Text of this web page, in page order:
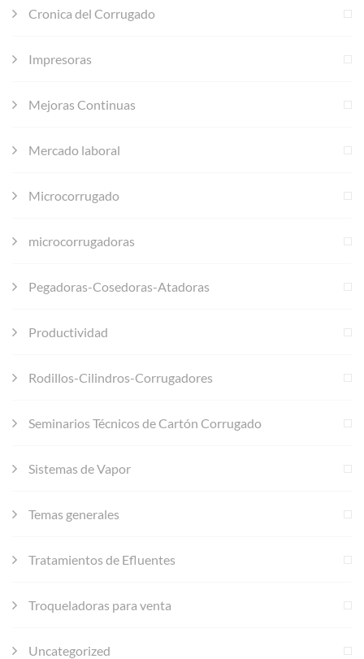
Cronica del Corrugado
Impresoras
Mejoras Continuas
Mercado laboral
Microcorrugado
microcorrugadoras
Pegadoras-Cosedoras-Atadoras
Productividad
Rodillos-Cilindros-Corrugadores
Seminarios Técnicos de Cartón Corrugado
Sistemas de Vapor
Temas generales
Tratamientos de Efluentes
Troqueladoras para venta
Uncategorized